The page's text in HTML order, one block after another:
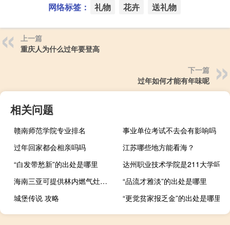
网络标签： 礼物 花卉 送礼物
上一篇
重庆人为什么过年要登高
下一篇
过年如何才能有年味呢
相关问题
赣南师范学院专业排名
事业单位考试不去会有影响吗
过年回家都会相亲吗吗
江苏哪些地方能看海？
“白发带愁新”的出处是哪里
达州职业技术学院是211大学吗
海南三亚可提供林内燃气灶维修服务地址在哪
“品流才雅淡”的出处是哪里
城堡传说 攻略
“更觉贫家报乏金”的出处是哪里